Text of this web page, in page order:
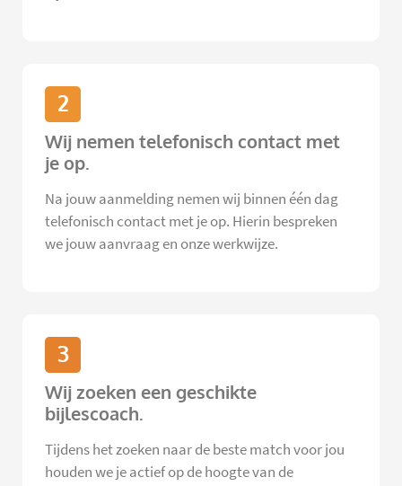
2
Wij nemen telefonisch contact met
je op.
Na jouw aanmelding nemen wij binnen één dag
telefonisch contact met je op. Hierin bespreken
we jouw aanvraag en onze werkwijze.
3
Wij zoeken een geschikte
bijlescoach.
Tijdens het zoeken naar de beste match voor jou
houden we je actief op de hoogte van de